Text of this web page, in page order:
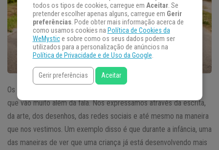
Os seres humanos possuem diversas maneiras de se expressar
que vão muito além da fala. Nos expressamos através da escrita,
da arte, dos desenhos, das redes sociais e até mesmo na maneira
que nos vestimos. Um exemplo disso é que durante a infância, uma
das maneiras de ver que uma criança já está desenvolvendo mais
todos os tipos de cookies, carregue em Aceitar. Se
pretender escolher apenas alguns, carregue em Gerir
preferências. Pode obter mais informação acerca de
como usamos cookies na Política de Cookies da
WeMystice sobre como os seus dados podem ser
utilizados para a personalização de anúncios na
Política de Privacidade e de Uso da Google.
Gerir preferências Aceitar